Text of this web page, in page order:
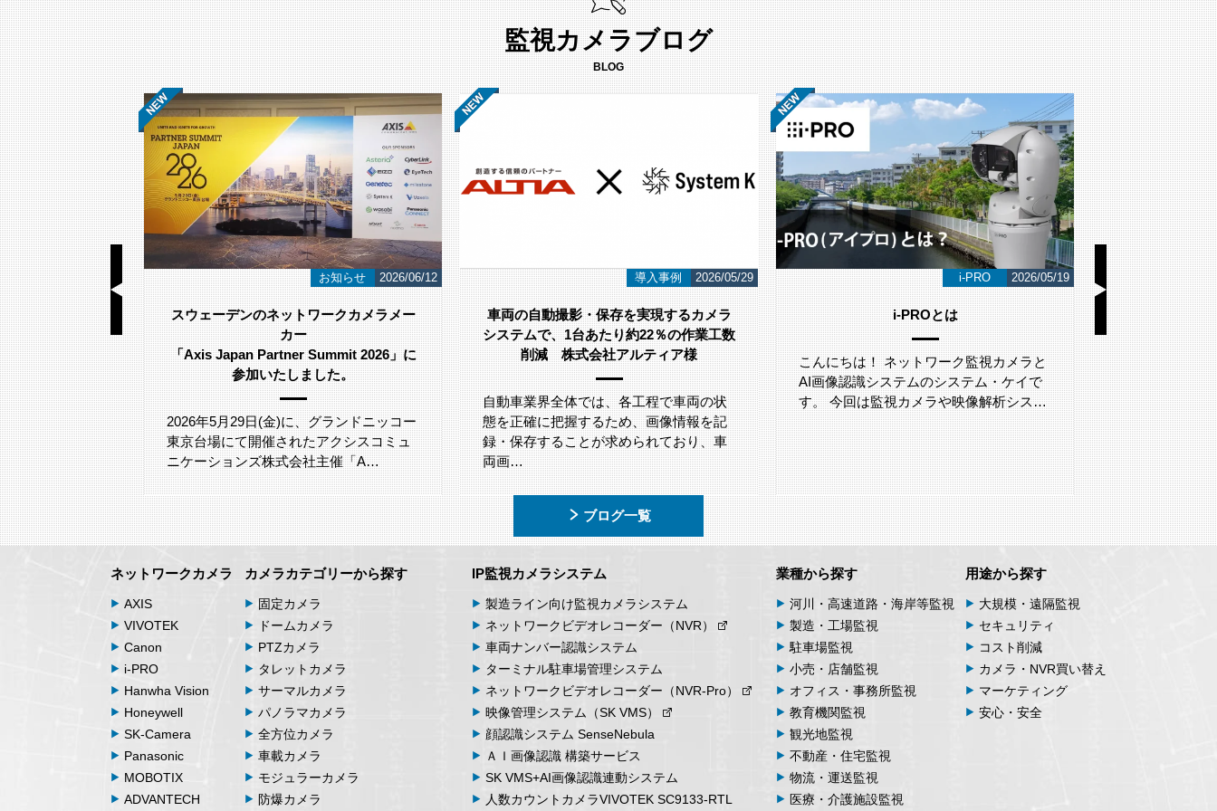
監視カメラブログ
BLOG
基礎知識 2026/06/23
メラ選び方｜
イント
吹き付ける環
際、「塩害へ
でしょうか。
お知らせ 2026/06/12
スウェーデンのネットワークカメラメー
カー
「Axis Japan Partner Summit 2026」に
参加いたしました。
2026年5月29日(金)に、グランドニッコー
東京台場にて開催されたアクシスコミュ
ニケーションズ株式会社主催「A…
導入事例 2026/05/29
車両の自動撮影・保存を実現するカメラ
システムで、1台あたり約22％の作業工数
削減 株式会社アルティア様
自動車業界全体では、各工程で車両の状
態を正確に把握するため、画像情報を記
録・保存することが求められており、車
両画…
i-PRO 2026/05/19
i-PROとは
こんにちは！ ネットワーク監視カメラと
AI画像認識システムのシステム・ケイで
す。 今回は監視カメラや映像解析シス…
LAN
こんにちは！
AI画像認識シス
す。 今回は、
ブログ一覧
ネットワークカメラ
AXIS
VIVOTEK
Canon
i-PRO
Hanwha Vision
Honeywell
SK-Camera
Panasonic
MOBOTIX
ADVANTECH
カメラカテゴリーから探す
固定カメラ
ドームカメラ
PTZカメラ
タレットカメラ
サーマルカメラ
パノラマカメラ
全方位カメラ
車載カメラ
モジュラーカメラ
防爆カメラ
IP監視カメラシステム
製造ライン向け監視カメラシステム
ネットワーク ビデオレコーダー （NVR）
車両ナンバー認識システム
ターミナル駐車場管理システム
ネットワーク ビデオレコーダー （NVR-Pro）
映像管理システム （SK VMS）
顔認識システム SenseNebula
ＡＩ画像認識 構築サービス
SK VMS+AI画像認識連動システム
人数カウント カメラVIVOTEK SC9133-RTL
業種から探す
河川・高速道路・海岸等監視
製造・工場監視
駐車場監視
小売・店舗監視
オフィス・事務所監視
教育機関監視
観光地監視
不動産・住宅監視
物流・運送監視
医療・介護施設監視
用途から探す
大規模・遠隔監視
セキュリティ
コスト削減
カメラ・NVR買い替え
マーケティング
安心・安全